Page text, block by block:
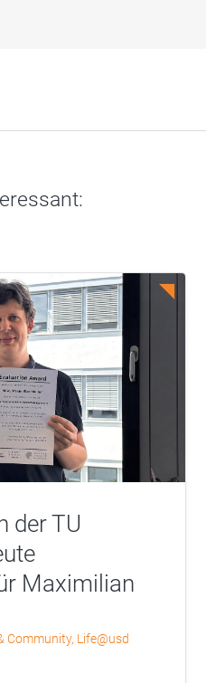
der TU
Maximilian
Community, Life@usd